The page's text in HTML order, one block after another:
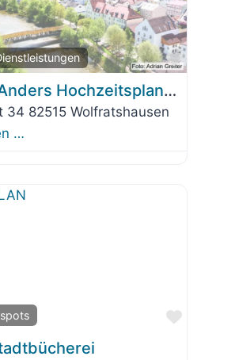
Favorit
Martina Anders Hochzeitsplanung
34 82515 Wolfratshausen
…
Favorit